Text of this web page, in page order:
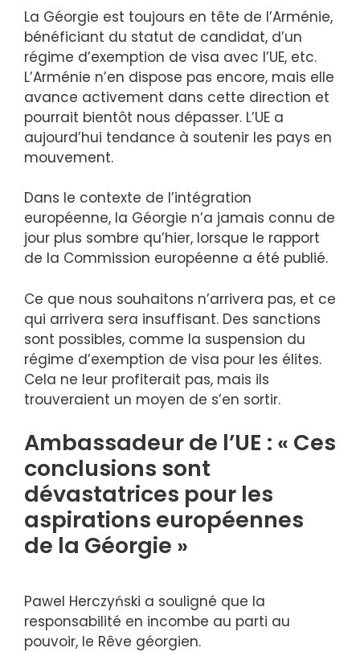
La Géorgie est toujours en tête de l’Arménie,
bénéficiant du statut de candidat, d’un
régime d’exemption de visa avec l’UE, etc.
L’Arménie n’en dispose pas encore, mais elle
avance activement dans cette direction et
pourrait bientôt nous dépasser. L’UE a
aujourd’hui tendance à soutenir les pays en
mouvement.
Dans le contexte de l’intégration
européenne, la Géorgie n’a jamais connu de
jour plus sombre qu’hier, lorsque le rapport
de la Commission européenne a été publié.
Ce que nous souhaitons n’arrivera pas, et ce
qui arrivera sera insuffisant. Des sanctions
sont possibles, comme la suspension du
régime d’exemption de visa pour les élites.
Cela ne leur profiterait pas, mais ils
trouveraient un moyen de s’en sortir.
Ambassadeur de l’UE : « Ces
conclusions sont
dévastatrices pour les
aspirations européennes
de la Géorgie »
Pawel Herczyński a souligné que la
responsabilité en incombe au parti au
pouvoir, le Rêve géorgien.